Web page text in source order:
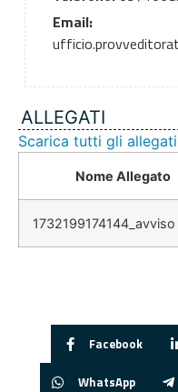
Email:
ALLEGATI
Scarica tutti gli allegati
Nome Allegato
1732199174144_avviso
Facebook
WhatsApp